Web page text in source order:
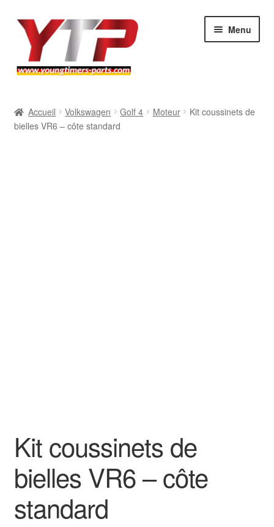
Aller
navigation
Aller
contenu
Menu
BMW
Accueil Volkswagen Golf 4 Moteur
Kit coussinets de
bielles VR6 – côte standard
Kit coussinets de
bielles VR6 – côte
standard